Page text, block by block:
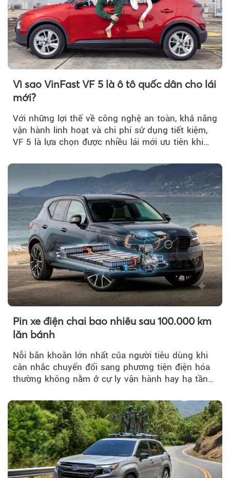
Vì sao VinFast VF 5 là ô tô quốc dân cho lái
mới?
Với những lợi thế về công nghệ an toàn, khả năng
vận hành linh hoạt và chi phí sử dụng tiết kiệm,
VF 5 là lựa chọn được nhiều lái mới ưu tiên khi
Pin xe điện chai bao nhiêu sau 100.000 km
lăn bánh
Nỗi băn khoăn lớn nhất của người tiêu dùng khi
cân nhắc chuyển đổi sang phương tiện điện hóa
thường không nằm ở cự ly vận hành hay hạ tầng